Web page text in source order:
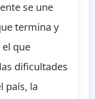
se une
termina y
que
dificultades
país, la